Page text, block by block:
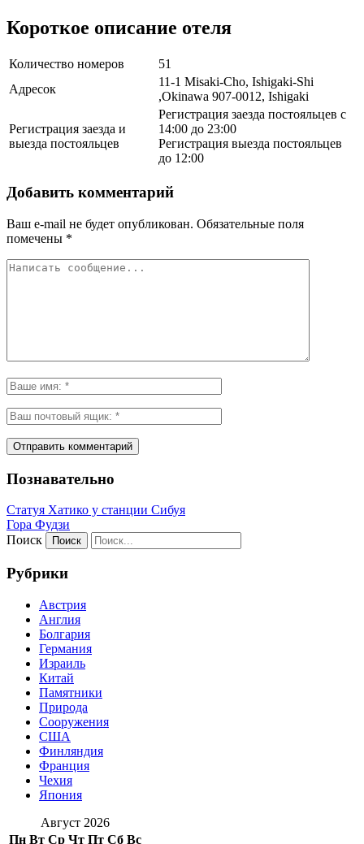
Короткое описание отеля
Количество номеров
51
Адресок
11-1 Misaki-Cho, Ishigaki-Shi
,Okinawa 907-0012, Ishigaki
Регистрация заезда и
выезда постояльцев
Регистрация заезда постояльцев с
14:00 до 23:00
Регистрация выезда постояльцев
до 12:00
Добавить комментарий
Ваш e-mail не будет опубликован. Обязательные поля
помечены *
Познавательно
Статуя Хатико у станции Сибуя
Гора Фудзи
Поиск
Рубрики
Австрия
Англия
Болгария
Германия
Израиль
Китай
Памятники
Природа
Сооружения
США
Финляндия
Франция
Чехия
Япония
Август 2026
Пн Вт Ср Чт Пт Сб Вс